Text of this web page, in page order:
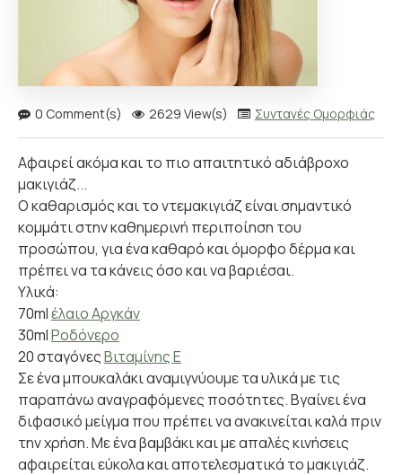
0 Comment(s) 2629 View(s) Συνταγές Ομορφιάς
Αφαιρεί ακόμα και το πιο απαιτητικό αδιάβροχο
μακιγιάζ...
Ο καθαρισμός και το ντεμακιγιάζ είναι σημαντικό
κομμάτι στην καθημερινή περιποίηση του
προσώπου, για ένα καθαρό και όμορφο δέρμα και
πρέπει να τα κάνεις όσο και να βαριέσαι.
Υλικά:
70mlέλαιο Αργκάν
30mlΡοδόνερο
20 σταγόνεςΒιταμίνης Ε
Σε ένα μπουκαλάκι αναμιγνύουμε τα υλικά με τις
παραπάνω αναγραφόμενες ποσότητες. Βγαίνει ένα
διφασικό μείγμα που πρέπει να ανακινείται καλά πριν
την χρήση. Με ένα βαμβάκι και με απαλές κινήσεις
αφαιρείται εύκολα και αποτελεσματικά το μακιγιάζ.